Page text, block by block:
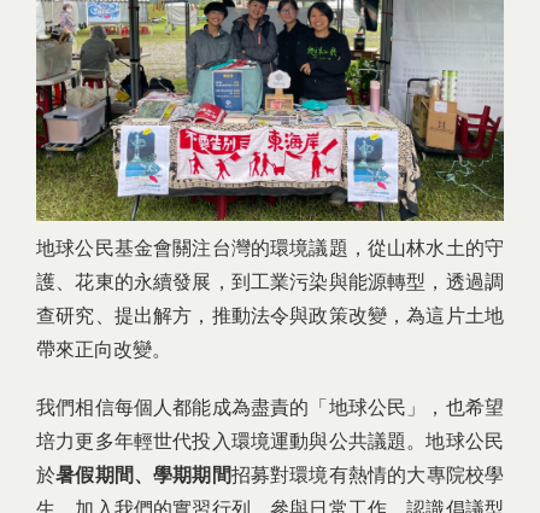
地球公民基金會關注台灣的環境議題，從山林水土的守
護、花東的永續發展，到工業污染與能源轉型，透過調
查研究、提出解方，推動法令與政策改變，為這片土地
帶來正向改變。
我們相信每個人都能成為盡責的「地球公民」，也希望
培力更多年輕世代投入環境運動與公共議題。地球公民
於暑假期間、學期期間招募對環境有熱情的大專院校學
生，加入我們的實習行列，參與日常工作、認識倡議型